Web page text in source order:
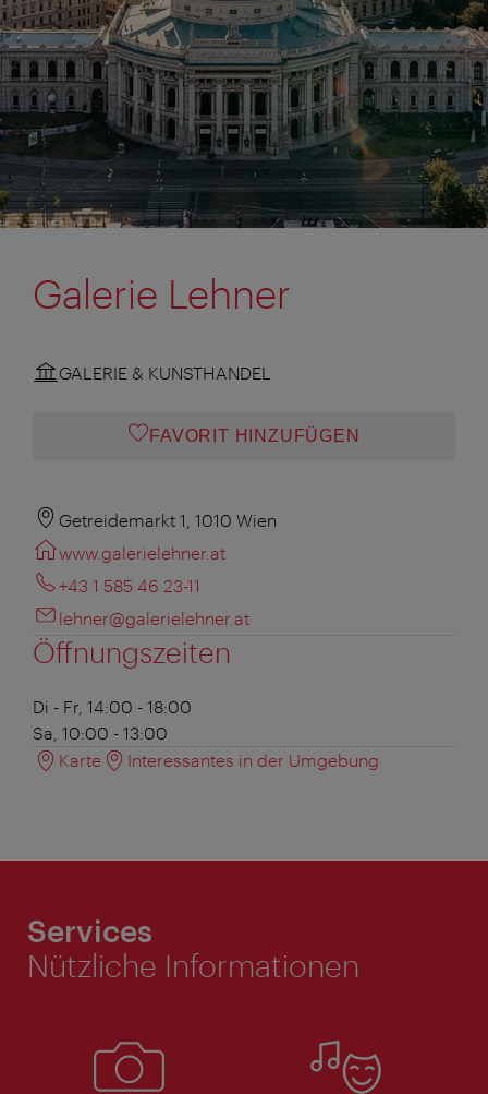
Galerie Lehner
GALERIE & KUNSTHANDEL
FAVORIT HINZUFÜGEN
Getreidemarkt 1, 1010 Wien
www.galerielehner.at
+43 1 585 46 23-11
lehner@galerielehner.at
Öffnungszeiten
Di - Fr, 14:00 - 18:00
Sa, 10:00 - 13:00
Karte
Interessantes in der Umgebung
Services
Nützliche Informationen